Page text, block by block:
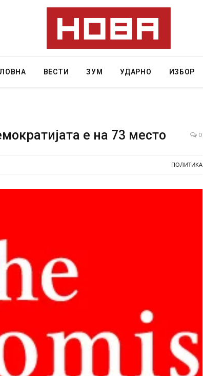
ВЕСТИ ЗУМ УДАРНО ИЗБОР
е на 73 место 0
ПОЛИТИКА
Русија – жена носела бомба, кој требало да